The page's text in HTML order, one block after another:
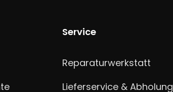
Service
Reparaturwerkstatt
Lieferservice & Abholung